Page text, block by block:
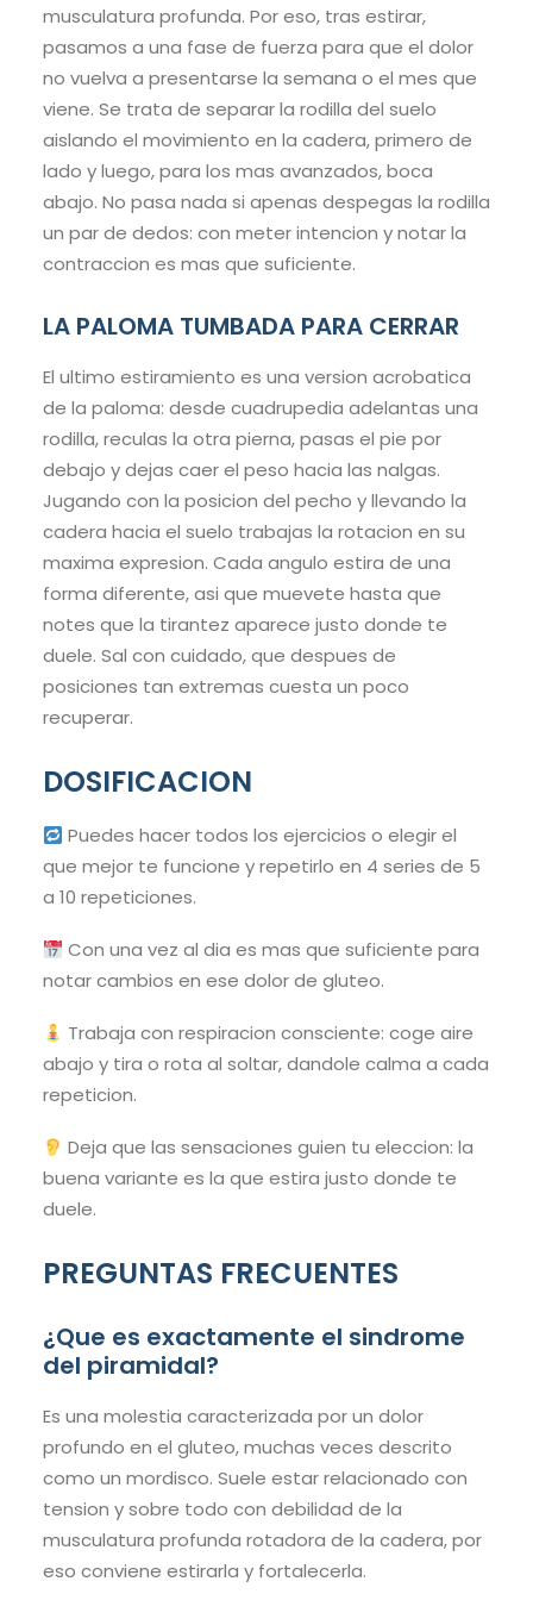
musculatura profunda. Por eso, tras estirar,
pasamos a una fase de fuerza para que el dolor
no vuelva a presentarse la semana o el mes que
viene. Se trata de separar la rodilla del suelo
aislando el movimiento en la cadera, primero de
lado y luego, para los mas avanzados, boca
abajo. No pasa nada si apenas despegas la rodilla
un par de dedos: con meter intencion y notar la
contraccion es mas que suficiente.
LA PALOMA TUMBADA PARA CERRAR
El ultimo estiramiento es una version acrobatica
de la paloma: desde cuadrupedia adelantas una
rodilla, reculas la otra pierna, pasas el pie por
debajo y dejas caer el peso hacia las nalgas.
Jugando con la posicion del pecho y llevando la
cadera hacia el suelo trabajas la rotacion en su
maxima expresion. Cada angulo estira de una
forma diferente, asi que muevete hasta que
notes que la tirantez aparece justo donde te
duele. Sal con cuidado, que despues de
posiciones tan extremas cuesta un poco
recuperar.
DOSIFICACION
Puedes hacer todos los ejercicios o elegir el
que mejor te funcione y repetirlo en 4 series de 5
a 10 repeticiones.
Con una vez al dia es mas que suficiente para
notar cambios en ese dolor de gluteo.
Trabaja con respiracion consciente: coge aire
abajo y tira o rota al soltar, dandole calma a cada
repeticion.
Deja que las sensaciones guien tu eleccion: la
buena variante es la que estira justo donde te
duele.
PREGUNTAS FRECUENTES
¿Que es exactamente el sindrome
del piramidal?
Es una molestia caracterizada por un dolor
profundo en el gluteo, muchas veces descrito
como un mordisco. Suele estar relacionado con
tension y sobre todo con debilidad de la
musculatura profunda rotadora de la cadera, por
eso conviene estirarla y fortalecerla.